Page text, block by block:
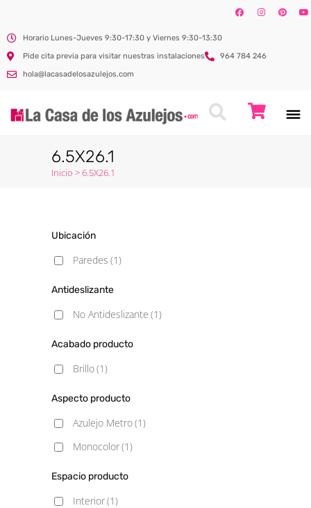
Horario Lunes-Jueves 9:30-17:30 y Viernes 9:30-13:30
Pide cita previa para visitar nuestras instalaciones
964 784 246
hola@lacasadelosazulejos.com
6.5X26.1
Inicio >6.5X26.1
Ubicación
Paredes (1)
Antideslizante
No Antideslizante (1)
Acabado producto
Brillo(1)
Aspecto producto
Azulejo Metro(1)
Monocolor(1)
Espacio producto
Interior(1)